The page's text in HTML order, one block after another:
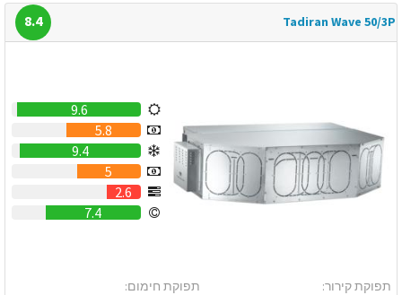
Tadiran Wave 50/3P
8.4
9.6
5.8
9.4
5
2.6
7.4
תפוקת קירור:
תפוקת חימום: